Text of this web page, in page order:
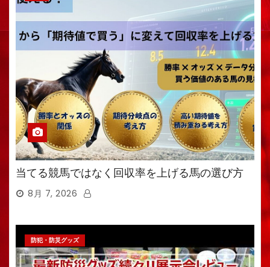
当てる競馬ではなく回収率を上げる馬の選び方
8月 7, 2026
防犯・防災グッズ